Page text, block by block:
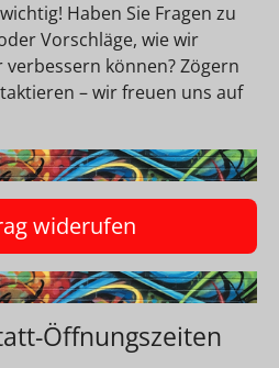
Haben Sie Fragen zu
Vorschläge, wie wir
können? Zögern
– wir freuen uns auf
widerufen
Öffnungszeiten